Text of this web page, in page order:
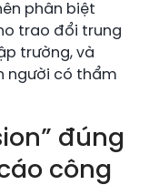
phân biệt
trao đổi trung
trường, và
người có thẩm
đúng
công